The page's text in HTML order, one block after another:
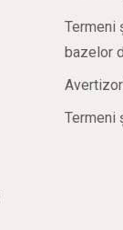
Termeni
bazelor
Termeni